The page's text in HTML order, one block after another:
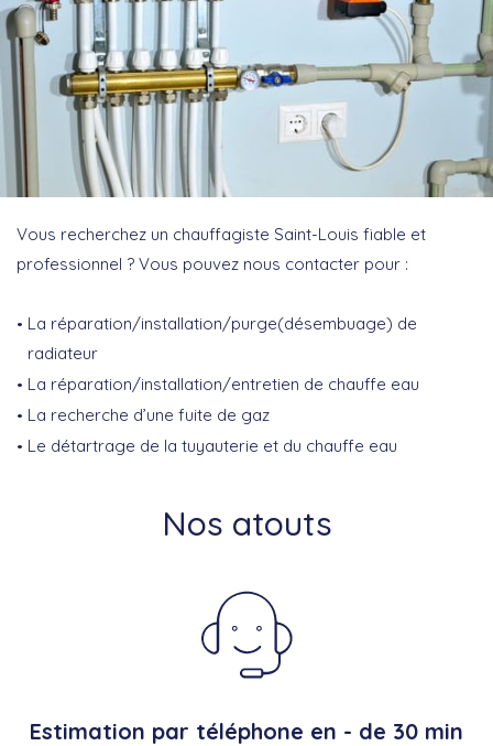
Vous recherchez un chauffagiste Saint-Louis fiable et
professionnel ? Vous pouvez nous contacter pour :
La réparation/installation/purge(désembuage) de
radiateur
La réparation/installation/entretien de chauffe eau
La recherche d’une fuite de gaz
Le détartrage de la tuyauterie et du chauffe eau
Nos atouts
Estimation par téléphone en - de 30 min